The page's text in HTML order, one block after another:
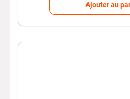
Ajouter au